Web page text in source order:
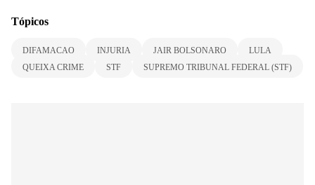
Tópicos
DIFAMACAO INJURIA JAIR BOLSONARO
LULA
QUEIXA CRIME
STF SUPREMO TRIBUNAL FEDERAL (STF)